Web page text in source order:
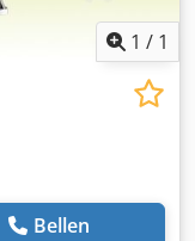
1 / 1
Bellen